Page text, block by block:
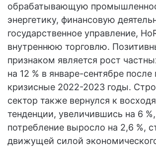
обрабатывающую
энергетику, финансовую
государственное управление,
внутреннюю торговлю.
признаком является рост
на 12 % в январе-сентябре после
кризисные 2022-2023 годы.
сектор также вернулся к
тенденции, увеличившись на 6
потребление выросло на 2,6 %,
движущей силой